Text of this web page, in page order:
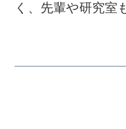
く、先輩や研究室